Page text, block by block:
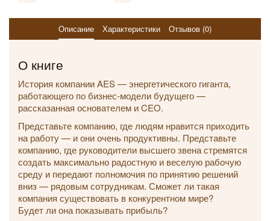
Описание Характеристики Отзывов (0)
О книге
История компании AES — энергетического гиганта,
работающего по бизнес-модели будущего —
рассказанная основателем и CEO.
Представьте компанию, где людям нравится приходить
на работу — и они очень продуктивны. Представьте
компанию, где руководители высшего звена стремятся
создать максимально радостную и веселую рабочую
среду и передают полномочия по принятию решений
вниз — рядовым сотрудникам. Сможет ли такая
компания существовать в конкурентном мире?
Будет ли она показывать прибыль?